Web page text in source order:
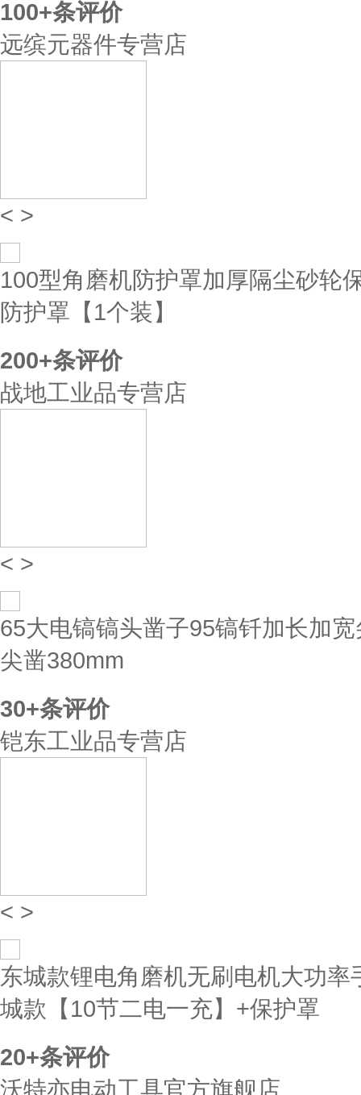
100+条评价
远缤元器件专营店
< >
100型角磨机防护罩加厚隔尘砂轮
防护罩【1个装】
200+条评价
战地工业品专营店
< >
65大电镐镐头凿子95镐钎加长加
尖凿380mm
30+条评价
铠东工业品专营店
< >
东城款锂电角磨机无刷电机大功
城款【10节二电一充】+保护罩
20+条评价
沃特亦电动工具官方旗舰店